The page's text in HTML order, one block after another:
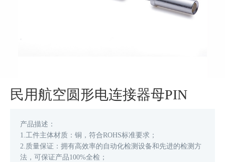
民用航空圆形电连接器母PIN
产品描述：
1.工件主体材质：铜，符合ROHS标准要求；
2.质量保证：拥有高效率的自动化检测设备和先进的检测方
法，可保证产品100%全检；